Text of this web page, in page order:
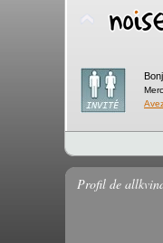
Profil de